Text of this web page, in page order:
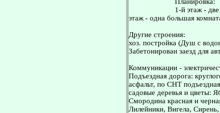
1-й этаж -
этаж - одна большая
Другие строения:
хоз. постройка (Душ с
Забетонирован заезд для
Коммуникации -
Подъездная дорога:
асфальт, по СНТ
садовые деревья и цветы:
Смородина красная и
Лилейники, Вигела,